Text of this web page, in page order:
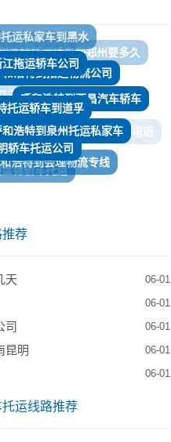
天
家车
拖运轿车公司
和浩特到招远物流公司
呼和浩特到西昌汽车轿车
呼和浩特到宣城托运轿车电话
和浩特轿车托运到鹰潭
河托运私家车
眉山
多少钱
车托运
托运轿车到道孚
和浩特到泉州托运私家车
浩特到会理物流专线
锦轿车托运
轿车托运公司
荐
天 06-01
06-01
司 06-01
昆明 06-01
06-01
运线路推荐